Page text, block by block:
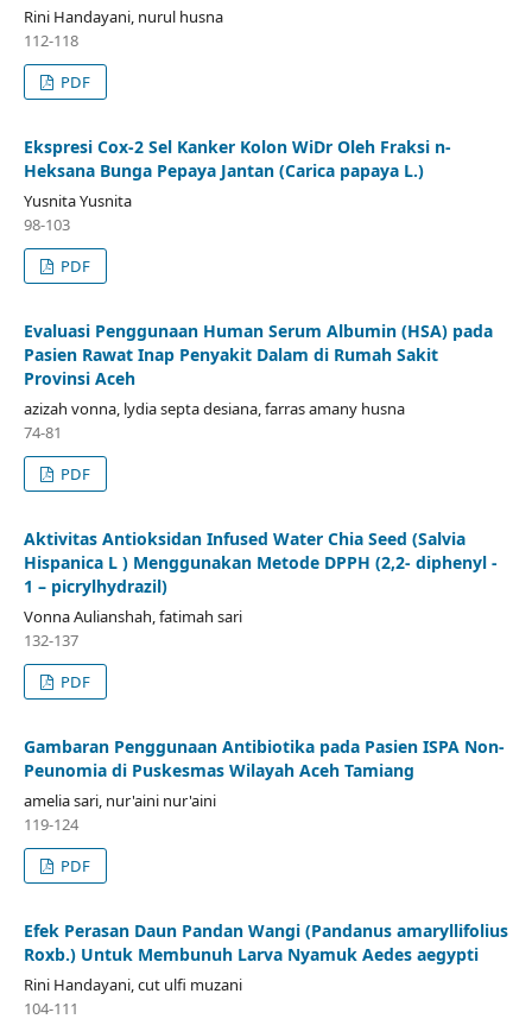
Rini Handayani, nurul husna
112-118
PDF
Ekspresi Cox-2 Sel Kanker Kolon WiDr Oleh Fraksi n-
Heksana Bunga Pepaya Jantan (Carica papaya L.)
Yusnita Yusnita
98-103
PDF
Evaluasi Penggunaan Human Serum Albumin (HSA) pada
Pasien Rawat Inap Penyakit Dalam di Rumah Sakit
Provinsi Aceh
azizah vonna, lydia septa desiana, farras amany husna
74-81
PDF
Aktivitas Antioksidan Infused Water Chia Seed (Salvia
Hispanica L ) Menggunakan Metode DPPH (2,2- diphenyl -
1 – picrylhydrazil)
Vonna Aulianshah, fatimah sari
132-137
PDF
Gambaran Penggunaan Antibiotika pada Pasien ISPA Non-
Peunomia di Puskesmas Wilayah Aceh Tamiang
amelia sari, nur'aini nur'aini
119-124
PDF
Efek Perasan Daun Pandan Wangi (Pandanus amaryllifolius
Roxb.) Untuk Membunuh Larva Nyamuk Aedes aegypti
Rini Handayani, cut ulfi muzani
104-111